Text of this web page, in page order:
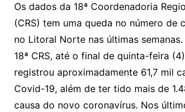
Os dados da 18ª Coordenadoria
(CRS) tem uma queda no número de
no Litoral Norte nas últimas semanas.
18ª CRS, até o final de quinta-feira
registrou aproximadamente 61,7 mil
Covid-19, além de ter tido mais de
causa do novo coronavírus. Nos